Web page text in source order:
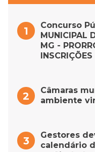
Concurso
MUNICIPAL
MG -
INSCRIÇÕES
Câmaras
ambiente
Gestores
calendário